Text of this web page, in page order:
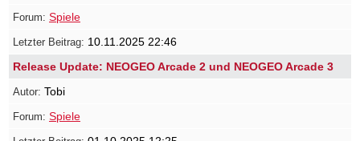
Spiele
10.11.2025 22:46
Release Update: NEOGEO Arcade 2 und NEOGEO Arcade 3
Tobi
Spiele